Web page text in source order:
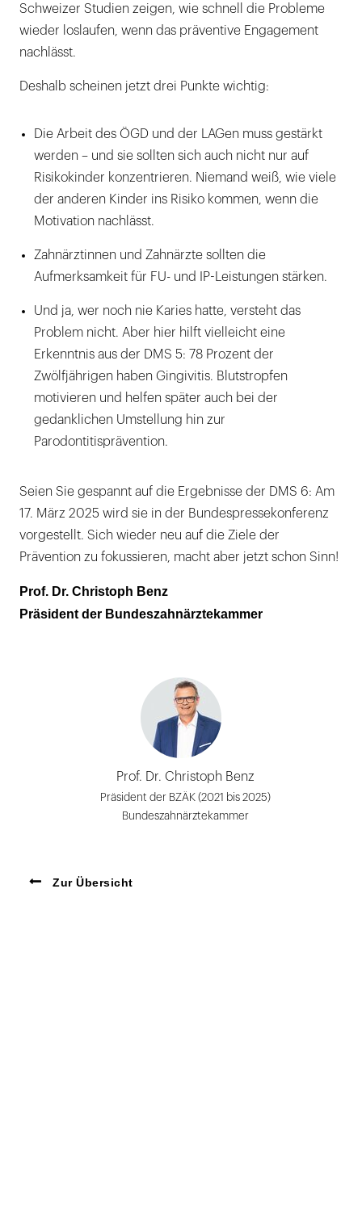
Schweizer Studien zeigen, wie schnell die Probleme
wieder loslaufen, wenn das präventive Engagement
nachlässt.
Deshalb scheinen jetzt drei Punkte wichtig:
Die Arbeit des ÖGD und der LAGen muss gestärkt
werden – und sie sollten sich auch nicht nur auf
Risikokinder konzentrieren. Niemand weiß, wie viele
der anderen Kinder ins Risiko kommen, wenn die
Motivation nachlässt.
Zahnärztinnen und Zahnärzte sollten die
Aufmerksamkeit für FU- und IP-Leistungen stärken.
Und ja, wer noch nie Karies hatte, versteht das
Problem nicht. Aber hier hilft vielleicht eine
Erkenntnis aus der DMS 5: 78 Prozent der
Zwölfjährigen haben Gingivitis. Blutstropfen
motivieren und helfen später auch bei der
gedanklichen Umstellung hin zur
Parodontitisprävention.
Seien Sie gespannt auf die Ergebnisse der DMS 6: Am
17. März 2025 wird sie in der Bundespressekonferenz
vorgestellt. Sich wieder neu auf die Ziele der
Prävention zu fokussieren, macht aber jetzt schon Sinn!
Prof. Dr. Christoph Benz
Präsident der Bundeszahnärztekammer
Prof. Dr. Christoph Benz
Präsident der BZÄK (2021 bis 2025)
Bundeszahnärztekammer
Zur Übersicht